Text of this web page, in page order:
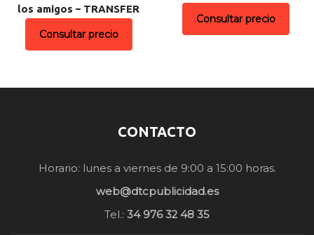
los amigos – TRANSFER
Consultar precio
Consultar precio
CONTACTO
Horario: lunes a viernes de 9:00 a 15:00 horas.
web@dtcpublicidad.es
Tel.: 34 976 32 48 35